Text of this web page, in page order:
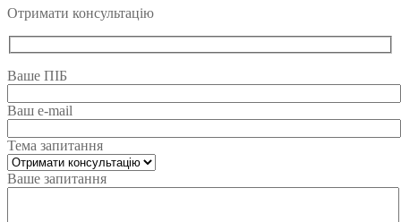
Отримати консультацію
Ваше ПІБ
Ваш e-mail
Тема запитання
Ваше запитання